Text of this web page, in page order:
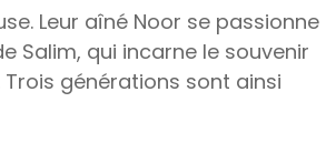
Leur aîné Noor se passionne
Salim, qui incarne le souvenir
générations sont ainsi